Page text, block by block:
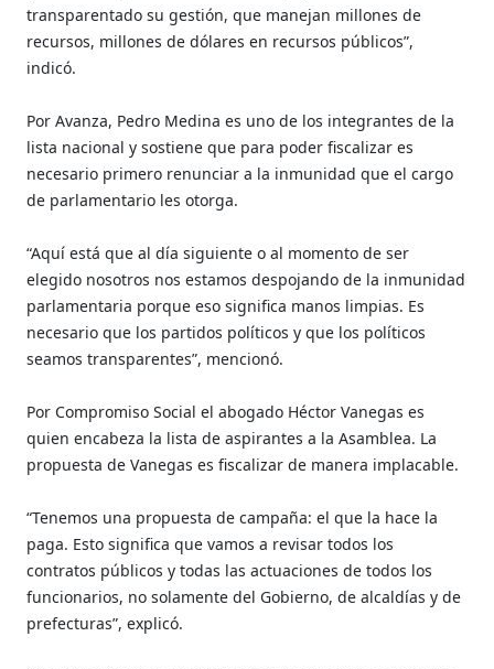
transparentado su gestión, que manejan millones de
recursos, millones de dólares en recursos públicos”,
indicó.
Por Avanza, Pedro Medina es uno de los integrantes de la
lista nacional y sostiene que para poder fiscalizar es
necesario primero renunciar a la inmunidad que el cargo
de parlamentario les otorga.
“Aquí está que al día siguiente o al momento de ser
elegido nosotros nos estamos despojando de la inmunidad
parlamentaria porque eso significa manos limpias. Es
necesario que los partidos políticos y que los políticos
seamos transparentes”, mencionó.
Por Compromiso Social el abogado Héctor Vanegas es
quien encabeza la lista de aspirantes a la Asamblea. La
propuesta de Vanegas es fiscalizar de manera implacable.
“Tenemos una propuesta de campaña: el que la hace la
paga. Esto significa que vamos a revisar todos los
contratos públicos y todas las actuaciones de todos los
funcionarios, no solamente del Gobierno, de alcaldías y de
prefecturas”, explicó.